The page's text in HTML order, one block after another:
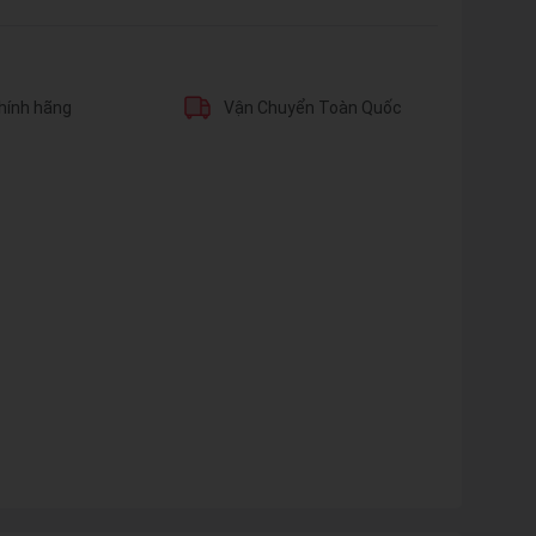
hãng Vận Chuyển Toàn Quốc